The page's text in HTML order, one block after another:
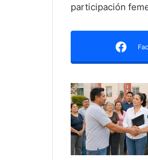
participación